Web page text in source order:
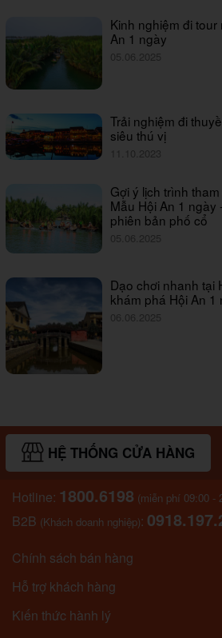
Kinh nghiệm đi
An 1 ngày
05.06.2025
Trải nghiệm đi
siêu thú vị
11.10.2023
Gợi ý lịch trình
Mẫu Hội An 1 ngày
phiên bản phố cổ
05.06.2025
Dạo chơi nhanh tại
khám phá Hội An 1
06.06.2025
HỆ THỐNG CỬA HÀNG
Hotline: 1800.6198 (miễn phí 09:00 -
B2B (Khách doanh nghiệp):
Chính sách bán hàng
Hỗ trợ khách hàng
Kiến thức hành lý